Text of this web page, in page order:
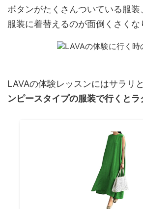
ボタンがたくさんついている服装
服装に着替えるのが面倒くさくな
LAVAの体験レッスンにはサラリ
ンピースタイプの服装で行くとラ